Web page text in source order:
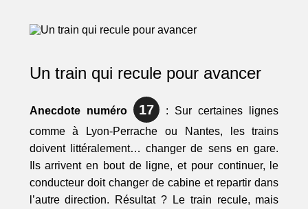
Un train qui recule pour avancer
Anecdote numéro 17 : Sur certaines lignes
comme à Lyon-Perrache ou Nantes, les trains
doivent littéralement… changer de sens en gare.
Ils arrivent en bout de ligne, et pour continuer, le
conducteur doit changer de cabine et repartir dans
l’autre direction. Résultat ? Le train recule, mais